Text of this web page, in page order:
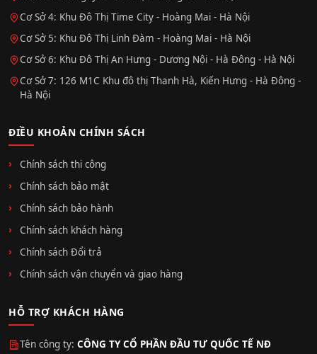
Cơ Sở 4: Khu Đô Thị Time City - Hoàng Mai - Hà Nội
Cơ Sở 5: Khu Đô Thị Linh Đàm - Hoàng Mai - Hà Nội
Cơ Sở 6: Khu Đô Thị An Hưng - Dương Nội - Hà Đông - Hà Nội
Cơ Sở 7: 126 M1C Khu đô thị Thanh Hà, Kiến Hưng - Hà Đông -
Hà Nội
ĐIỀU KHOẢN CHÍNH SÁCH
Chính sách thi công
Chính sách bảo mật
Chính sách bảo hành
Chính sách khách hàng
Chính sách Đổi trả
Chính sách vận chuyển và giao hàng
HỖ TRỢ KHÁCH HÀNG
Tên công ty: CÔNG TY CỔ PHẦN ĐẦU TƯ QUỐC TẾ NĐ